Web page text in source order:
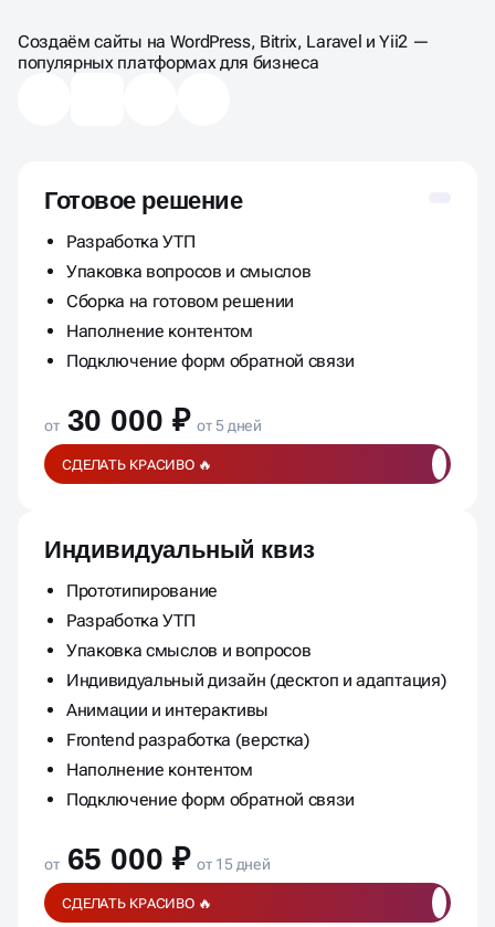
РАЗРАБОТКИ
Создаём сайты на WordPress, Bitrix, Laravel и Yii2 —
популярных платформах для бизнеса
Готовое решение
Разработка УТП
Упаковка вопросов и смыслов
Сборка на готовом решении
Наполнение контентом
Подключение форм обратной связи
от 30 000 ₽ от 5 дней
СДЕЛАТЬ КРАСИВО 🔥
Индивидуальный квиз
Прототипирование
Разработка УТП
Упаковка смыслов и вопросов
Индивидуальный дизайн (десктоп и адаптация)
Анимации и интерактивы
Frontend разработка (верстка)
Наполнение контентом
Подключение форм обратной связи
от 65 000 ₽ от 15 дней
СДЕЛАТЬ КРАСИВО 🔥